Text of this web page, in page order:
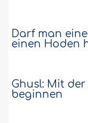
Darf man
einen Hoden
Ghusl: Mit
beginnen